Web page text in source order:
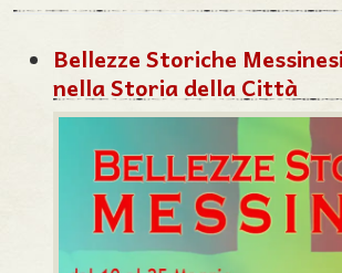
Bellezze Storiche
nella Storia della Città